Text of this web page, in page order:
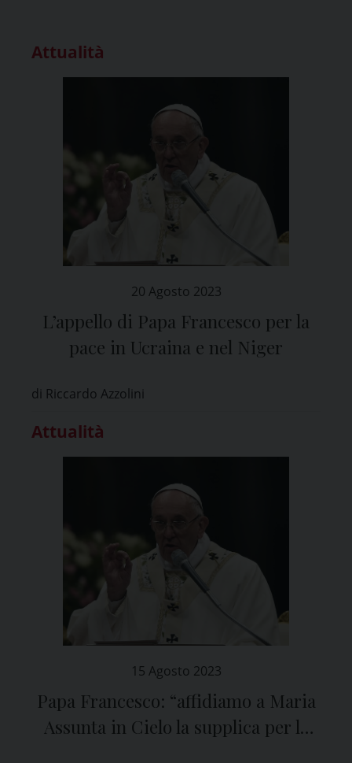
Attualità
20 Agosto 2023
L’appello di Papa Francesco per la
pace in Ucraina e nel Niger
di Riccardo Azzolini
Attualità
15 Agosto 2023
Papa Francesco: “affidiamo a Maria
Assunta in Cielo la supplica per la